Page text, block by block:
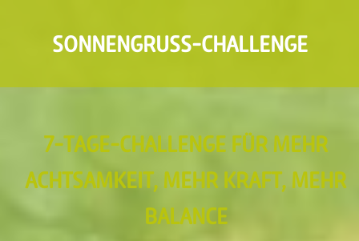
SONNENGRUSS-CHALLENGE
7-TAGE-CHALLENGE FÜR MEHR
ACHTSAMKEIT, MEHR KRAFT, MEHR
BALANCE